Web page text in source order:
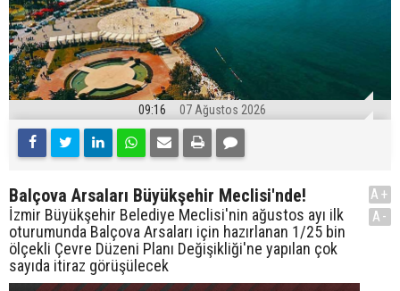
09:16 07 Ağustos 2026
Balçova Arsaları Büyükşehir Meclisi'nde!
İzmir Büyükşehir Belediye Meclisi'nin ağustos ayı ilk
oturumunda Balçova Arsaları için hazırlanan 1/25 bin
ölçekli Çevre Düzeni Planı Değişikliği'ne yapılan çok
sayıda itiraz görüşülecek
A+
A-